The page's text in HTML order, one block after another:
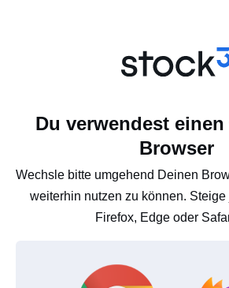
Du verwendest
Browser
Wechsle bitte umgehend Deinen
weiterhin nutzen zu können. Steige
Firefox, Edge oder